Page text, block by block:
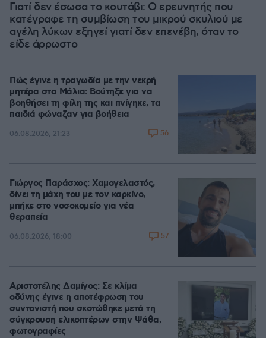
Γιατί δεν έσωσα το κουτάβι: Ο ερευνητής που
κατέγραφε τη συμβίωση του μικρού σκυλιού με
αγέλη λύκων εξηγεί γιατί δεν επενέβη, όταν το
είδε άρρωστο
Πώς έγινε η τραγωδία με την νεκρή
μητέρα στα Μάλια: Βούτηξε για να
βοηθήσει τη φίλη της και πνίγηκε, τα
παιδιά φώναζαν για βοήθεια
06.08.2026, 21:23 56
Γιώργος Παράσχος: Χαμογελαστός,
δίνει τη μάχη του με τον καρκίνο,
μπήκε στο νοσοκομείο για νέα
θεραπεία
06.08.2026, 18:00 57
Αριστοτέλης Δαμίγος: Σε κλίμα
οδύνης έγινε η αποτέφρωση του
συντονιστή που σκοτώθηκε μετά τη
σύγκρουση ελικοπτέρων στην Ψάθα,
φωτογραφίες